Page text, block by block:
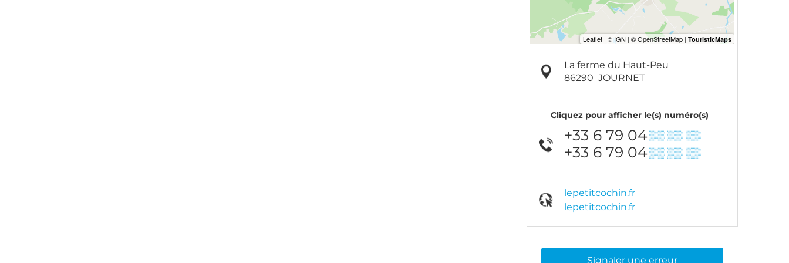
La ferme du Haut-Peu
86290 JOURNET
Cliquez pour afficher le(s) numéro(s)
+33 6 79 04▒▒ ▒▒ ▒▒
+33 6 79 04▒▒ ▒▒ ▒▒
lepetitcochin.fr
lepetitcochin.fr
Signaler une erreur